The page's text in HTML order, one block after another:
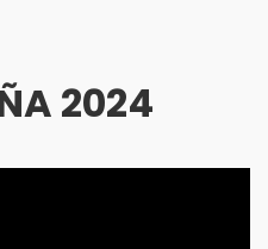
2024